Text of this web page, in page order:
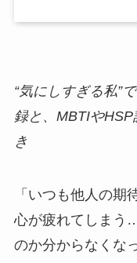
“気にしすぎる私”
録と、MBTIや
き
「いつも他人の期
心が疲れてしまう
のか分からなくな